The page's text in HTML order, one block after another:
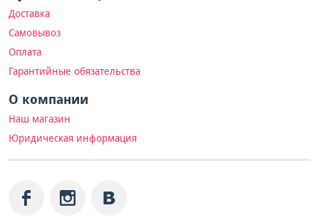
Доставка
Самовывоз
Оплата
Гарантийные обязательства
О компании
Наш магазин
Юридическая информация